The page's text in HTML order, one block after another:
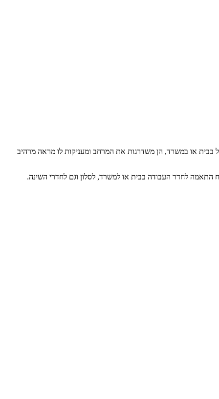
בבית או במשרד, הן משדרגות את המרחב ומעניקות לו מראה מרהיב
התאמה לחדר העבודה בבית או למשרד, לסלון וגם לחדרי השינה.